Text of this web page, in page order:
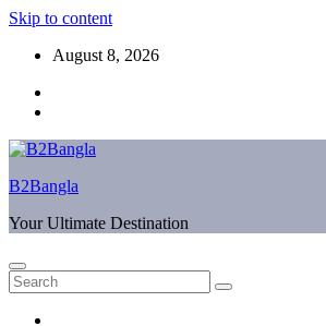
Skip to content
August 8, 2026
B2Bangla
Your Ultimate Destination